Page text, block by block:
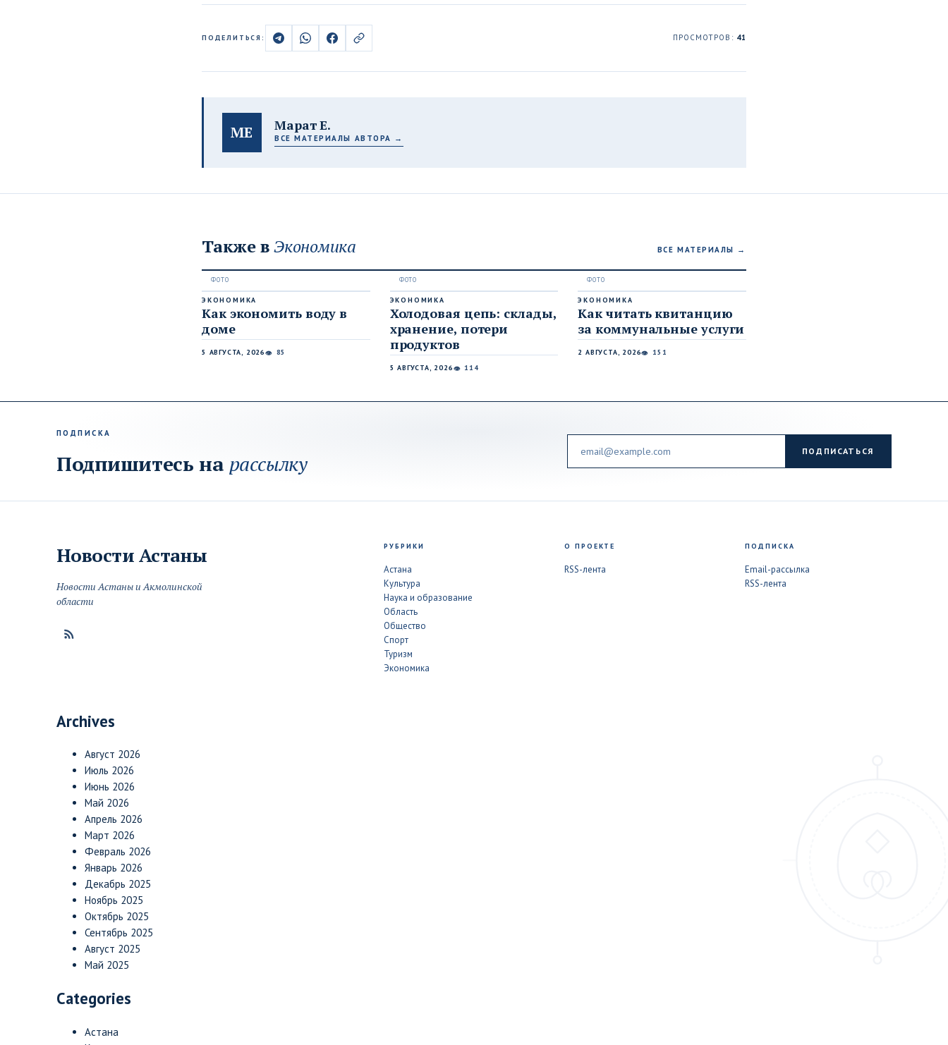
ПОДЕЛИТЬСЯ: ПРОСМОТРОВ: 41
МЕ Марат Е.
ВСЕ МАТЕРИАЛЫ АВТОРА →
Также вЭкономика ВСЕ МАТЕРИАЛЫ →
ЭКОНОМИКА
Как экономить воду в
доме
5 АВГУСТА, 2026👁 85
ЭКОНОМИКА
Холодовая цепь: склады,
хранение, потери
продуктов
5 АВГУСТА, 2026👁 114
ЭКОНОМИКА
Как читать квитанцию
за коммунальные услуги
2 АВГУСТА, 2026👁 151
ПОДПИСКА
Подпишитесь на рассылку ПОДПИСАТЬСЯ
Новости Астаны
Новости Астаны и Акмолинской
области
РУБРИКИ
Астана
Культура
Наука и образование
Область
Общество
Спорт
Туризм
Экономика
О ПРОЕКТЕ
RSS-лента
ПОДПИСКА
Email-рассылка
RSS-лента
Archives
Август 2026
Июль 2026
Июнь 2026
Май 2026
Апрель 2026
Март 2026
Февраль 2026
Январь 2026
Декабрь 2025
Ноябрь 2025
Октябрь 2025
Сентябрь 2025
Август 2025
Май 2025
Categories
Астана